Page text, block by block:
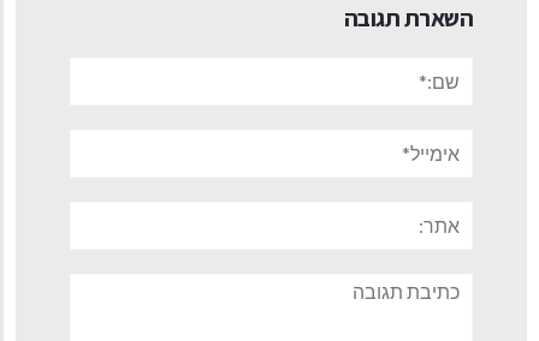
השארת תגובה
תגובה